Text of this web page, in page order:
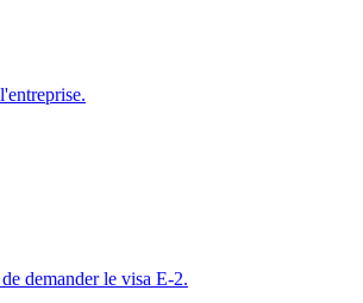
demander le visa E-2.